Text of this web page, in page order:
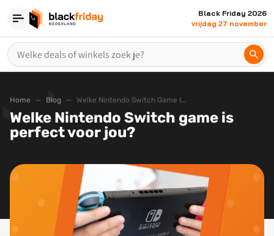
Black Friday 2026
vrijdag 27 november
Home Blog Welke Nintendo Switch Game Is Perfect Voor Jou
Welke Nintendo Switch game is
perfect voor jou?